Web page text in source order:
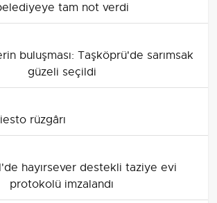
tam not verdi
buluşması: Taşköprü'de sarımsak
güzeli seçildi
rüzgârı
hayırsever destekli taziye evi
protokolü imzalandı